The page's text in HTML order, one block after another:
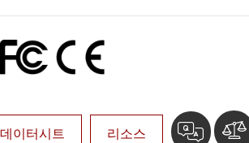
데이터시트 리소스